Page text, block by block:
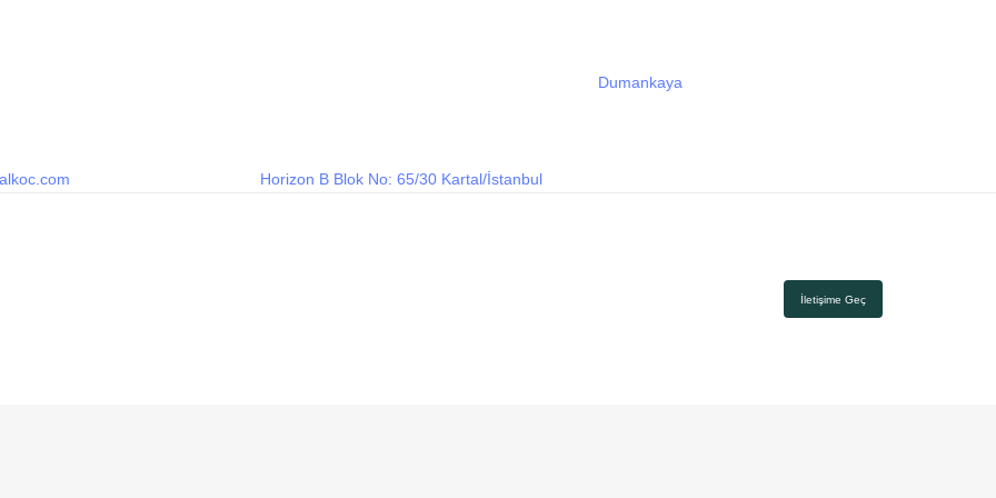
Dumankaya
Horizon B Blok No: 65/30 Kartal/İstanbul
İletişime Geç